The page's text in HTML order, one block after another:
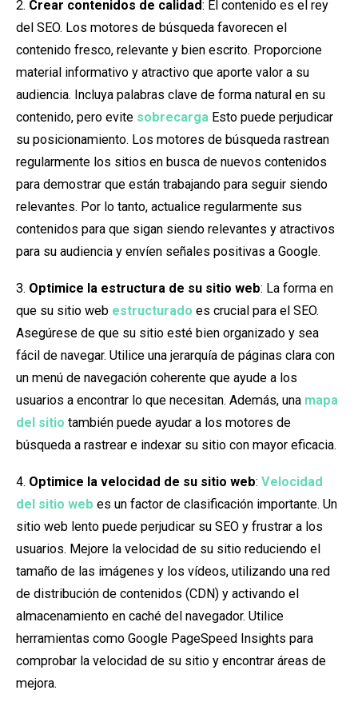
2. Crear contenidos de calidad: El contenido es el rey
del SEO. Los motores de búsqueda favorecen el
contenido fresco, relevante y bien escrito. Proporcione
material informativo y atractivo que aporte valor a su
audiencia. Incluya palabras clave de forma natural en su
contenido, pero evite sobrecarga Esto puede perjudicar
su posicionamiento. Los motores de búsqueda rastrean
regularmente los sitios en busca de nuevos contenidos
para demostrar que están trabajando para seguir siendo
relevantes. Por lo tanto, actualice regularmente sus
contenidos para que sigan siendo relevantes y atractivos
para su audiencia y envíen señales positivas a Google.
3. Optimice la estructura de su sitio web: La forma en
que su sitio web estructurado es crucial para el SEO.
Asegúrese de que su sitio esté bien organizado y sea
fácil de navegar. Utilice una jerarquía de páginas clara con
un menú de navegación coherente que ayude a los
usuarios a encontrar lo que necesitan. Además, una mapa
del sitio también puede ayudar a los motores de
búsqueda a rastrear e indexar su sitio con mayor eficacia.
4. Optimice la velocidad de su sitio web: Velocidad
del sitio web es un factor de clasificación importante. Un
sitio web lento puede perjudicar su SEO y frustrar a los
usuarios. Mejore la velocidad de su sitio reduciendo el
tamaño de las imágenes y los vídeos, utilizando una red
de distribución de contenidos (CDN) y activando el
almacenamiento en caché del navegador. Utilice
herramientas como Google PageSpeed Insights para
comprobar la velocidad de su sitio y encontrar áreas de
mejora.